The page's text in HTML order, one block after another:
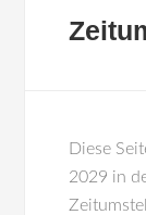
Diese
2029 in